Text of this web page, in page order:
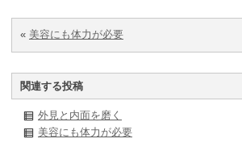
« 美容にも体力が必要
関連する投稿
外見と内面を磨く
美容にも体力が必要